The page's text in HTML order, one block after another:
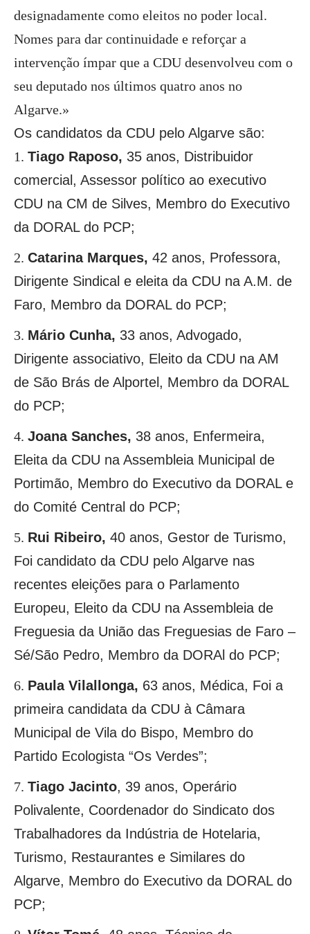
designadamente como eleitos no poder local.
Nomes para dar continuidade e reforçar a
intervenção ímpar que a CDU desenvolveu com o
seu deputado nos últimos quatro anos no
Algarve.»
Os candidatos da CDU pelo Algarve são:
Tiago Raposo, 35 anos, Distribuidor
comercial, Assessor político ao executivo
CDU na CM de Silves, Membro do Executivo
da DORAL do PCP;
Catarina Marques, 42 anos, Professora,
Dirigente Sindical e eleita da CDU na A.M. de
Faro, Membro da DORAL do PCP;
Mário Cunha, 33 anos, Advogado,
Dirigente associativo, Eleito da CDU na AM
de São Brás de Alportel, Membro da DORAL
do PCP;
Joana Sanches, 38 anos, Enfermeira,
Eleita da CDU na Assembleia Municipal de
Portimão, Membro do Executivo da DORAL e
do Comité Central do PCP;
Rui Ribeiro, 40 anos, Gestor de Turismo,
Foi candidato da CDU pelo Algarve nas
recentes eleições para o Parlamento
Europeu, Eleito da CDU na Assembleia de
Freguesia da União das Freguesias de Faro –
Sé/São Pedro, Membro da DORAl do PCP;
Paula Vilallonga, 63 anos, Médica, Foi a
primeira candidata da CDU à Câmara
Municipal de Vila do Bispo, Membro do
Partido Ecologista “Os Verdes”;
Tiago Jacinto, 39 anos, Operário
Polivalente, Coordenador do Sindicato dos
Trabalhadores da Indústria de Hotelaria,
Turismo, Restaurantes e Similares do
Algarve, Membro do Executivo da DORAL do
PCP;